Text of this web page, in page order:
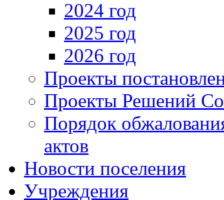
2024 год
2025 год
2026 год
Проекты
Проекты Решений
Порядок
актов
Новости поселения
Учреждения